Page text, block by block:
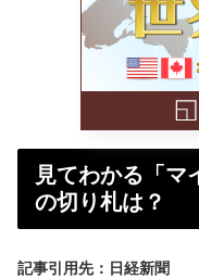
見てわかる「
の切り札は？
記事引用先：日経新聞